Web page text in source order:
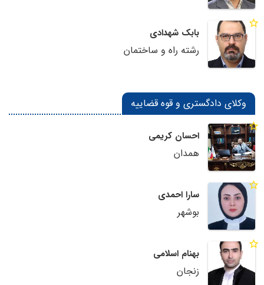
بابک شهدادی
رشته راه و ساختمان
وکلای دادگستری و قوه قضاییه
احسان کریمی
همدان
سارا احمدی
بوشهر
بهنام اسلامی
زنجان